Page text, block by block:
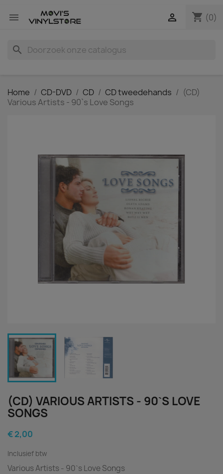
 shopping_cart (0)

search
Home CD-DVD CD CD tweedehands
(CD)
Various Artists - 90`s Love Songs
(CD) VARIOUS ARTISTS - 90`S LOVE
SONGS
€ 2,00
Inclusief btw
Various Artists - 90`s Love Songs